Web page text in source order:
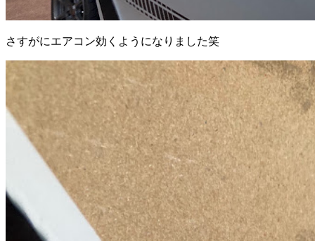
さすがにエアコン効くようになりました笑